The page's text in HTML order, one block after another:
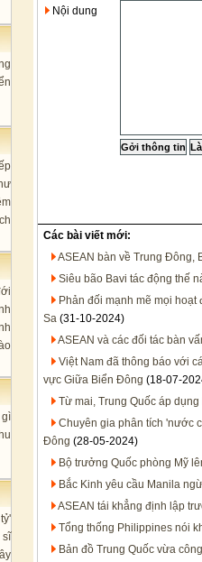
Nội dung
Các bài viết mới:
ASEAN bàn về Trung Đông,
Siêu bão Bavi tác động thế
Phản đối mạnh mẽ mọi
Sa (31-10-2024)
ASEAN và các đối tác bàn
Việt Nam đã thông báo với
vực Giữa Biển Đông (18-07-
Từ mai, Trung Quốc áp
Chuyên gia phân tích 'nước
Đông (28-05-2024)
Bộ trưởng Quốc phòng Mỹ
Bắc Kinh yêu cầu Manila
ASEAN tái khẳng định lập
Tổng thống Philippines nói
Bản đồ Trung Quốc vừa